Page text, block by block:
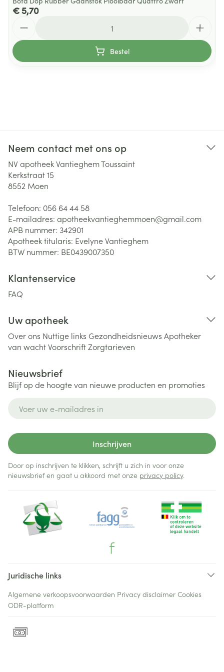
€ 5,70
Bestel
Neem contact met ons op
NV apotheek Vantieghem Toussaint
Kerkstraat 15
8552 Moen
Telefoon: 056 64 44 58
E-mailadres: apotheekvantieghemmoen@gmail.com
APB nummer: 342901
Apotheek titularis: Evelyne Vantieghem
BTW nummer: BE0439007350
Klantenservice
FAQ
Uw apotheek
Over ons Nuttige links Gezondheidsnieuws Apotheker
van wachtVoorschriftZorgtarieven
Nieuwsbrief
Blijf op de hoogte van nieuwe producten en promoties
Inschrijven
Door op inschrijven te klikken, schrijft u zich in voor onze
nieuwsbrief en gaat u akkoord met onze privacy policy.
Juridische links
Algemene verkoopsvoorwaarden Privacy disclaimer Cookies
ODR-platform